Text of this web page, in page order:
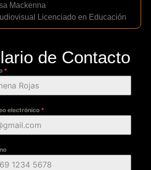
Mackenna
Licenciado en Educación
de Contacto
*
electrónico *